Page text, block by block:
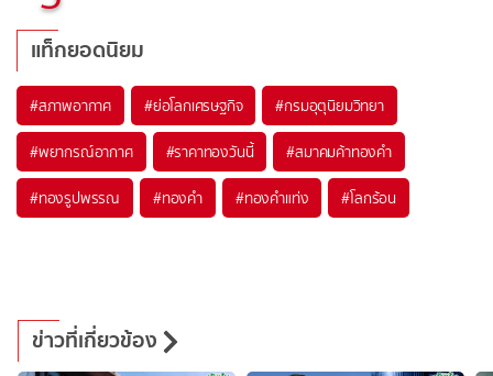
แท็กยอดนิยม
#สภาพอากาศ #ย่อโลกเศรษฐกิจ #กรมอุตุนิยมวิทยา
#พยากรณ์อากาศ #ราคาทองวันนี้ #สมาคมค้าทองคำ
#ทองรูปพรรณ #ทองคำ #ทองคำแท่ง #โลกร้อน
ข่าวที่เกี่ยวข้อง